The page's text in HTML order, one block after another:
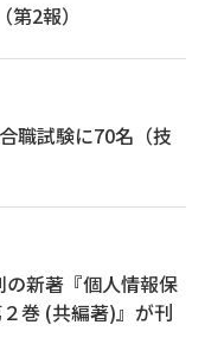
2報）
職試験に70名（技
新著『個人情報保
巻 (共編著)』が刊